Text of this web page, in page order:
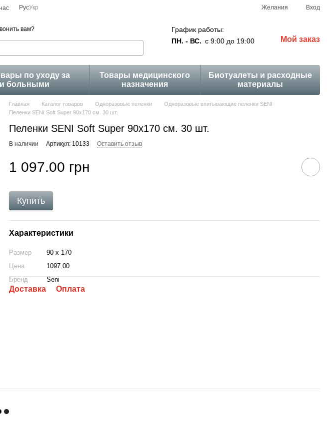
РусУкр Желания Вход
вам?
График работы:
ПН. - ВС. с 9:00 до 19:00 Мой заказ
по уходу за
больными
Товары медицинского
назначения
Биотуалеты и расходные
материалы
Главная Каталог товаров Одноразовые пеленки
Одноразовые впитывающие пеленки SENI
Пеленки SENI Soft Super 90x170 см. 30 шт.
Пеленки SENI Soft Super 90x170 см. 30 шт.
В наличии Артикул: 10133 Оставить отзыв
1 097.00 грн
Купить
Характеристики
Размер
90 x 170
Цена
1097.00
Бренд
Seni
Доставка Оплата